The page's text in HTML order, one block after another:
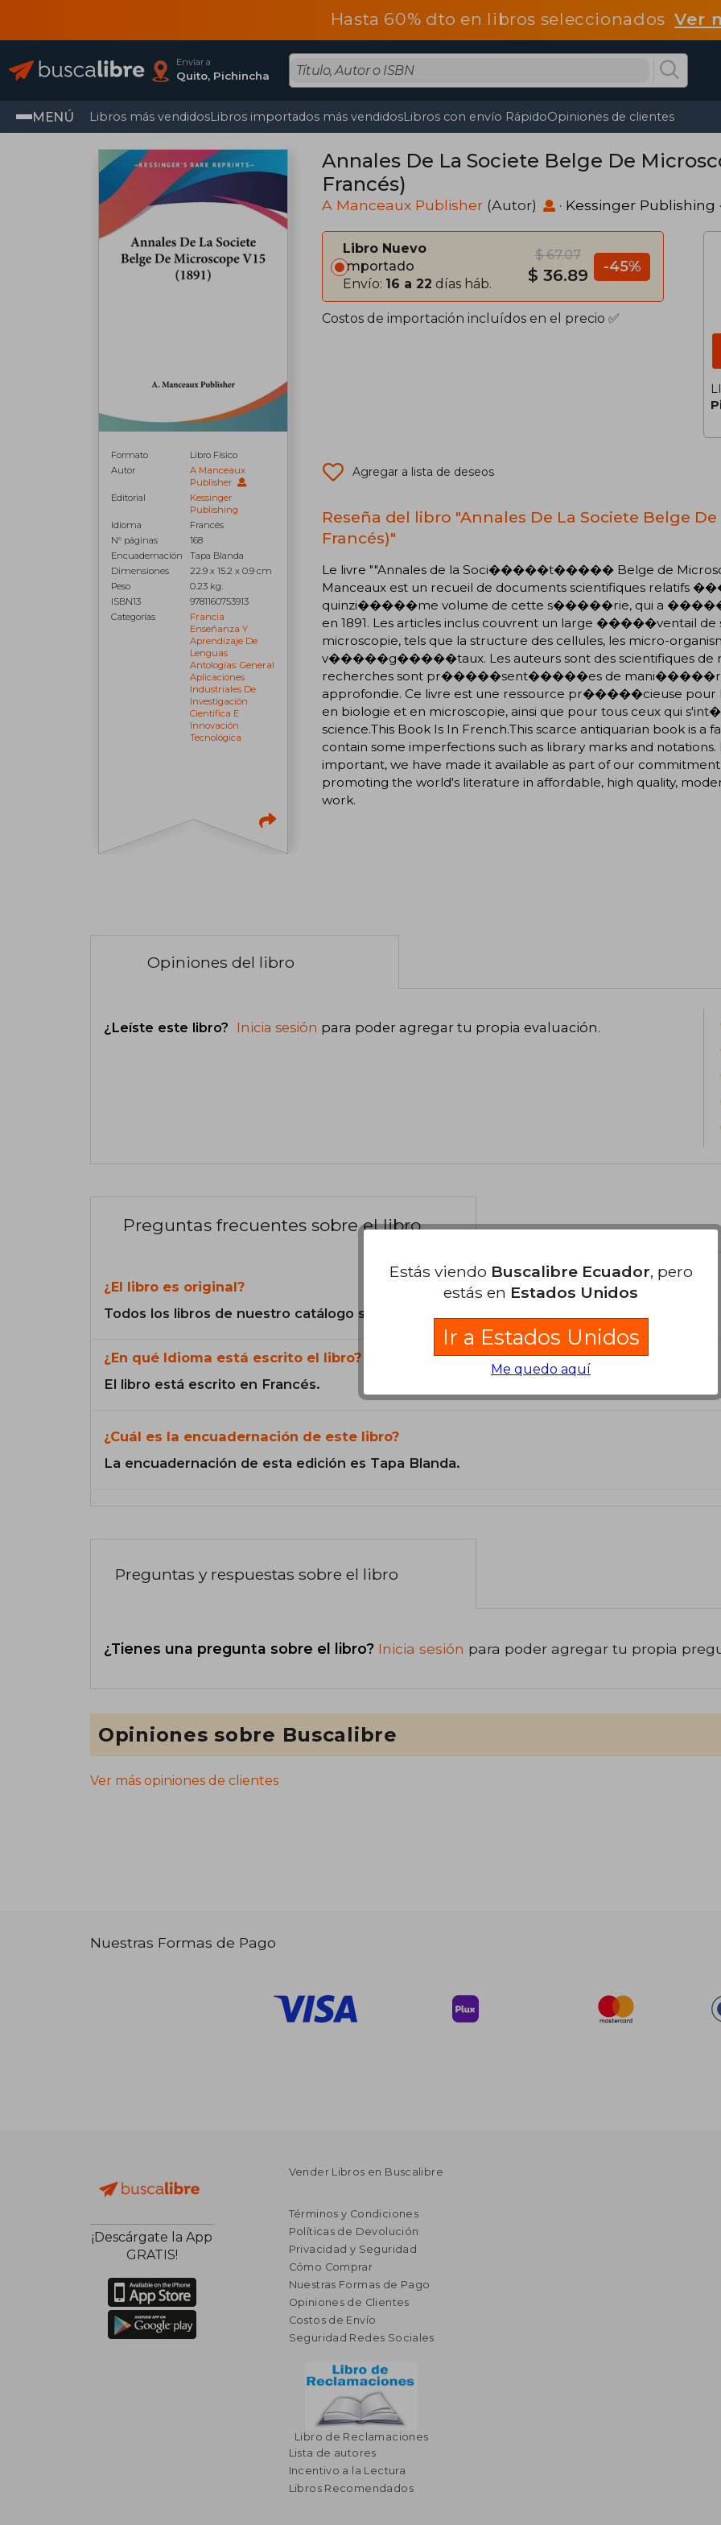
Hasta 60% dto en libros seleccionadosVer
Enviar a
Quito, Pichincha
MENÚ Libros más vendidosLibros importados más vendidosLibros con envío RápidoOpiniones de clientes
Formato
Libro Físico
Autor
A Manceaux
Publisher
Editorial
Kessinger
Publishing
Idioma
Francés
N° páginas
168
Encuadernación
Tapa Blanda
Dimensiones
22.9 x 15.2 x 0.9 cm
Peso
0.23 kg.
ISBN13
9781160753913
Categorías
Francia
Enseñanza Y
Aprendizaje De
Lenguas
Antologías: General
Aplicaciones
Industriales De
Investigación
Científica E
Innovación
Tecnológica
Annales De La Societe Belge De
Francés)
A Manceaux Publisher (Autor) · Kessinger Publishing
Libro Nuevo
Importado
Envío: 16 a 22 días háb.
$ 67.07
$ 36.89 -45%
Costos de importación incluídos en el precio ✅
Agregar a lista de deseos
Reseña del libro "Annales De La Societe Belge De
Francés)"
Le livre ""Annales de la Soci�����t����� Belge de
Manceaux est un recueil de documents scientifiques relatifs
quinzi�����me volume de cette s�����rie, qui a
en 1891. Les articles inclus couvrent un large
microscopie, tels que la structure des cellules, les micro-
v�����g�����taux. Les auteurs sont des scientifiques
recherches sont pr�����sent�����es de
approfondie. Ce livre est une ressource pr�����cieuse
en biologie et en microscopie, ainsi que pour tous ceux qui
science.This Book Is In French.This scarce antiquarian book is
contain some imperfections such as library marks and
important, we have made it available as part of our
promoting the world's literature in affordable, high quality,
work.
Opiniones del libro
¿Leíste este libro? Inicia sesión para poder agregar tu propia evaluación.
Preguntas frecuentes sobre el libro
¿El libro es original?
Todos los libros de nuestro catálogo son Originales.
¿En qué Idioma está escrito el libro?
El libro está escrito en Francés.
¿Cuál es la encuadernación de este libro?
La encuadernación de esta edición es Tapa Blanda.
Preguntas y respuestas sobre el libro
¿Tienes una pregunta sobre el libro? Inicia sesión para poder agregar tu propia
Opiniones sobre Buscalibre
Ver más opiniones de clientes
Nuestras Formas de Pago
¡Descárgate la App
GRATIS!
Vender Libros en Buscalibre
Términos y Condiciones
Políticas de Devolución
Privacidad y Seguridad
Cómo Comprar
Nuestras Formas de Pago
Opiniones de Clientes
Costos de Envío
Seguridad Redes Sociales
Libro de Reclamaciones
Lista de autores
Incentivo a la Lectura
Libros Recomendados
Estás viendo Buscalibre Ecuador, pero
estás en Estados Unidos
Ir a Estados Unidos
Me quedo aquí